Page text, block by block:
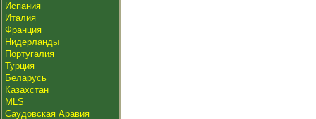
Испания
Италия
Франция
Нидерланды
Португалия
Турция
Беларусь
Казахстан
MLS
Саудовская Аравия